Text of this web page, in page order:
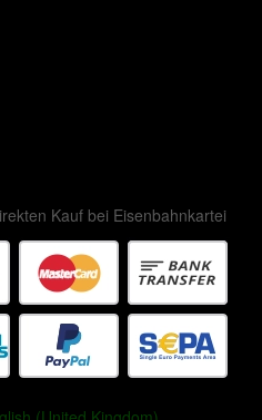
Kauf bei Eisenbahnkartei